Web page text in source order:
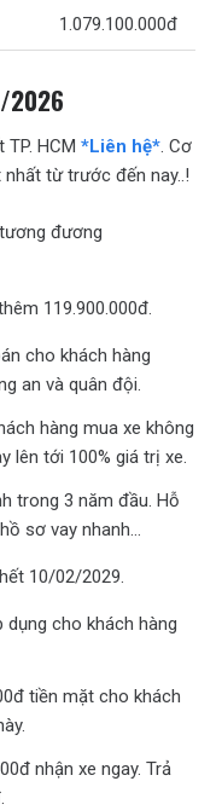
1.079.100.000đ
2026
HCM *Liên hệ*. Cơ
từ trước đến nay..!
đương
119.900.000đ.
cho khách hàng
an và quân đội.
hàng mua xe không
lên tới 100% giá trị xe.
trong 3 năm đầu. Hỗ
sơ vay nhanh…
10/02/2029.
dụng cho khách hàng
tiền mặt cho khách
nhận xe ngay. Trả